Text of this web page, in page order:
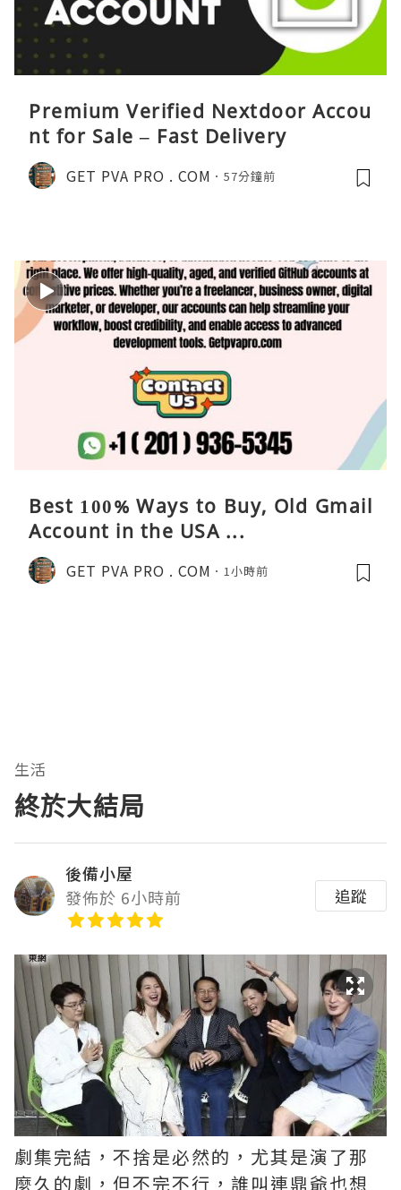
Premium Verified Nextdoor Accou
nt for Sale – Fast Delivery
GET PVA PRO . COM 57分鐘前
Best 100% Ways to Buy, Old Gmail
Account in the USA ...
GET PVA PRO . COM 1小時前
生活
終於大結局
後備小屋
發佈於 6小時前
追蹤
劇集完結，不捨是必然的，尤其是演了那
麼久的劇，但不完不行，誰叫連鼎爺也想